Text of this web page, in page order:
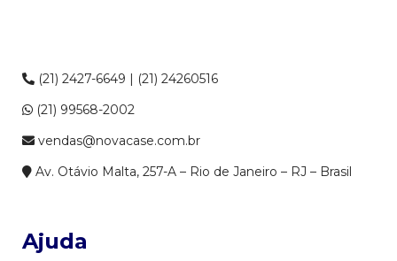
(21) 2427-6649 | (21) 24260516
(21) 99568-2002
vendas@novacase.com.br
Av. Otávio Malta, 257-A – Rio de Janeiro – RJ – Brasil
Ajuda